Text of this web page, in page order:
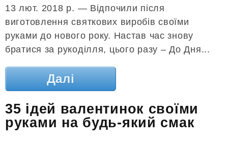
13 лют. 2018 р. — Відпочили після
виготовлення святкових виробів своїми
руками до нового року. Настав час знову
братися за рукоділля, цього разу – До Дня...
Далі
35 ідей валентинок своїми
руками на будь-який смак